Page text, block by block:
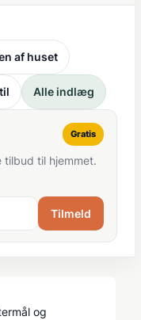
af huset
Alle indlæg
Gratis
til hjemmet.
Tilmeld
og